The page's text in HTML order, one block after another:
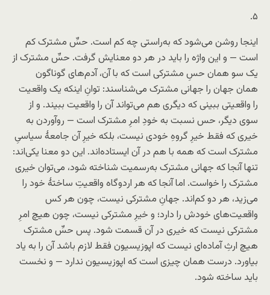
۵.
اینجا روشن می‌شود که به‌راستی چه کم است. حسِّ مشترک کم
است — و این واژه را باید در هر دو معنایش گرفت. حسِّ مشترک از
یک سو همان حسِ مشترکی است که با آن، آدم‌های گوناگون
همان جهان را جهانی مشترک می‌شناسند: توانِ اینکه یک واقعیت
را واقعیتی ببینی که دیگری هم می‌تواند آن را واقعیت ببیند. و از
سوی دیگر، حس نسبت به خودِ امرِ مشترک است — رو‌آوردن به
خیری که فقط خیرِ گروهِ خودی نیست، بلکه خیرِ آن جامعهٔ سیاسیِ
مشترک است که همه با هم در آن ایستاده‌اند. این دو معنا یکی‌اند:
تنها آنجا که جهانی مشترک به‌رسمیت شناخته شود، می‌توان خیری
مشترک را خواست. اما آنجا که هر اردوگاه واقعیتِ ساختهٔ خود را
می‌زید، هر دو کم‌اند. جهانِ مشترکی نیست، چون هر کس
واقعیت‌های خودش را دارد؛ و خیرِ مشترکی نیست، چون هیچ امرِ
مشترکی نیست که خیری در آن قسمت شود. پس حسِّ مشترک
هیچ ارثِ آماده‌ای نیست که اپوزیسیون فقط لازم باشد آن را به یاد
بیاورد. درست همان چیزی است که اپوزیسیون ندارد — و نخست
باید ساخته شود.